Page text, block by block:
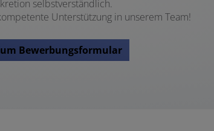
selbstverständlich.
Unterstützung in unserem Team!
Bewerbungsformular